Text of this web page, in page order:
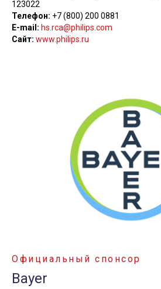
123022
Телефон: +7 (800) 200 0881
E-mail: hs.rca@philips.com
Сайт: www.philips.ru
Официальный спонсор
Bayer